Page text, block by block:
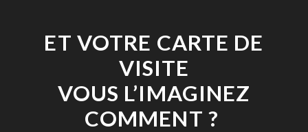
ET VOTRE CARTE DE
VISITE
VOUS L’IMAGINEZ
COMMENT ?